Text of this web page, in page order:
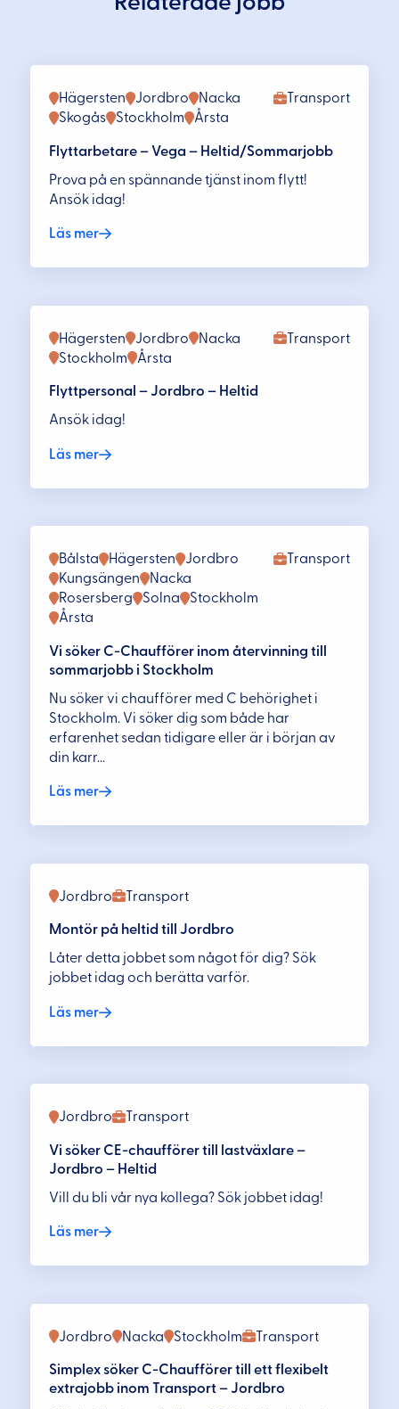
Transport
Hägersten Jordbro
Nacka
Skogås
Stockholm Årsta
Flyttarbetare – Vega – Heltid/Sommarjobb
Prova på en spännande tjänst inom flytt!
Ansök idag!
Läs mer
Transport
Hägersten Jordbro
Nacka
Stockholm
Årsta
Flyttpersonal – Jordbro – Heltid
Ansök idag!
Läs mer
Transport
Bålsta Hägersten
Jordbro
Kungsängen
Nacka
Rosersberg
Solna
Stockholm
Årsta
Vi söker C-Chaufförer inom återvinning till
sommarjobb i Stockholm
Nu söker vi chaufförer med C behörighet i
Stockholm. Vi söker dig som både har
erfarenhet sedan tidigare eller är i början av
din karr...
Läs mer
Transport
Jordbro
Montör på heltid till Jordbro
Låter detta jobbet som något för dig? Sök
jobbet idag och berätta varför.
Läs mer
Transport
Jordbro
Vi söker CE-chaufförer till lastväxlare –
Jordbro – Heltid
Vill du bli vår nya kollega? Sök jobbet idag!
Läs mer
Transport
Jordbro Nacka Stockholm
Simplex söker C-Chaufförer till ett flexibelt
extrajobb inom Transport – Jordbro